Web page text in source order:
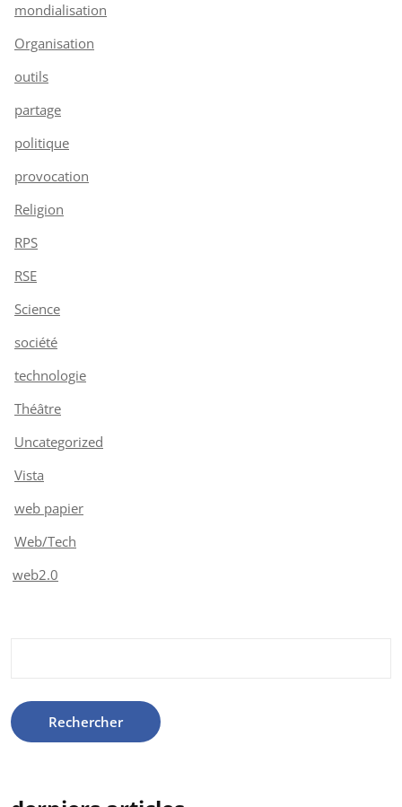
mondialisation
Organisation
outils
partage
politique
provocation
Religion
RPS
RSE
Science
société
technologie
Théâtre
Uncategorized
Vista
web papier
Web/Tech
web2.0